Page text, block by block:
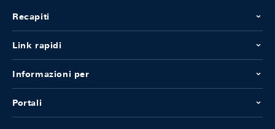
Recapiti
Link rapidi
Informazioni per
Portali